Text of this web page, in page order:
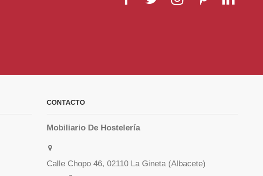
CONTACTO
Mobiliario De Hostelería
Calle Chopo 46, 02110 La Gineta (Albacete)